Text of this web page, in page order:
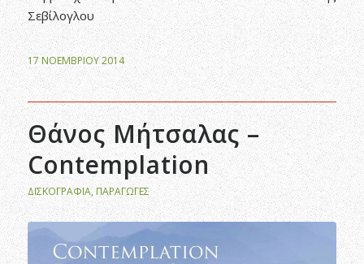
Σεβίλογλου
17 ΝΟΕΜΒΡΊΟΥ 2014
Θάνος Μήτσαλας –
Contemplation
ΔΙΣΚΟΓΡΑΦΊΑ,ΠΑΡΑΓΩΓΈΣ